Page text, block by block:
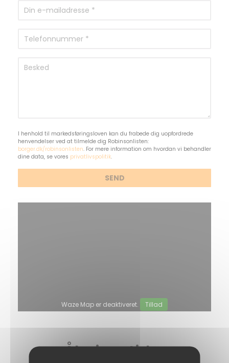
I henhold til markedsføringsloven kan du frabede dig uopfordrede
henvendelser ved at tilmelde dig Robinsonlisten:
borger.dk/robinsonlisten. For mere information om hvordan vi behandler
dine data, se vores privatlivspolitik.
Waze Map er deaktiveret. Tillad
Åbningstider